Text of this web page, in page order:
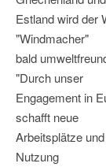
Estland wird der
"Windmacher"
bald
"Durch unser
Engagement in
schafft neue
Arbeitsplätze
Nutzung